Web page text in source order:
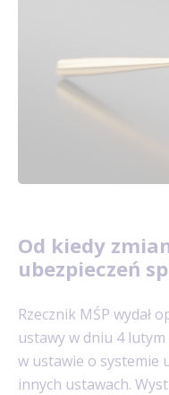
Od kiedy
ubezpieczeń
Rzecznik MŚP wydał
ustawy w dniu 4
w ustawie o systemie
innych ustawach.